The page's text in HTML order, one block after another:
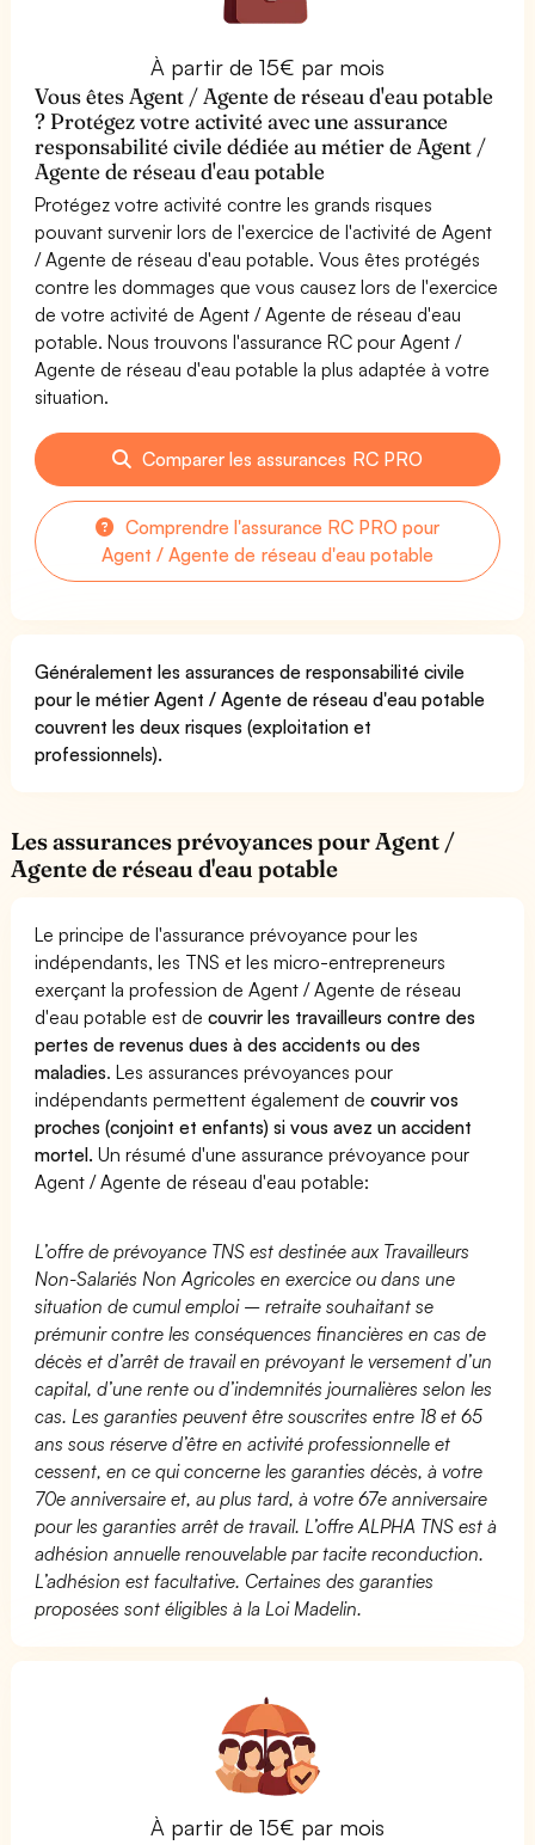
À partir de 15€ par mois
Vous êtes Agent / Agente de réseau d'eau potable
? Protégez votre activité avec une assurance
responsabilité civile dédiée au métier de Agent /
Agente de réseau d'eau potable
Protégez votre activité contre les grands risques
pouvant survenir lors de l'exercice de l'activité de Agent
/ Agente de réseau d'eau potable. Vous êtes protégés
contre les dommages que vous causez lors de l'exercice
de votre activité de Agent / Agente de réseau d'eau
potable. Nous trouvons l'assurance RC pour Agent /
Agente de réseau d'eau potable la plus adaptée à votre
situation.
Comparer les assurances RC PRO
Comprendre l'assurance RC PRO pour
Agent / Agente de réseau d'eau potable
Généralement les assurances de responsabilité civile
pour le métier Agent / Agente de réseau d'eau potable
couvrent les deux risques (exploitation et
professionnels).
Les assurances prévoyances pour Agent /
Agente de réseau d'eau potable
Le principe de l'assurance prévoyance pour les
indépendants, les TNS et les micro-entrepreneurs
exerçant la profession de Agent / Agente de réseau
d'eau potable est decouvrir les travailleurs contre des
pertes de revenus dues à des accidents ou des
maladies. Les assurances prévoyances pour
indépendants permettent également decouvrir vos
proches (conjoint et enfants) si vous avez un accident
mortel. Un résumé d'une assurance prévoyance pour
Agent / Agente de réseau d'eau potable:
L’offre de prévoyance TNS est destinée aux Travailleurs
Non-Salariés Non Agricoles en exercice ou dans une
situation de cumul emploi – retraite souhaitant se
prémunir contre les conséquences financières en cas de
décès et d’arrêt de travail en prévoyant le versement d’un
capital, d’une rente ou d’indemnités journalières selon les
cas. Les garanties peuvent être souscrites entre 18 et 65
ans sous réserve d’être en activité professionnelle et
cessent, en ce qui concerne les garanties décès, à votre
70e anniversaire et, au plus tard, à votre 67e anniversaire
pour les garanties arrêt de travail. L’offre ALPHA TNS est à
adhésion annuelle renouvelable par tacite reconduction.
L’adhésion est facultative. Certaines des garanties
proposées sont éligibles à la Loi Madelin.
À partir de 15€ par mois